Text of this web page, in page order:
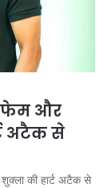
फेम और
अटैक से
की हार्ट अटैक से